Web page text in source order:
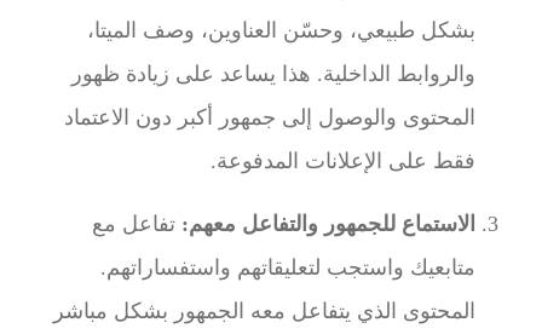
بشكل طبيعي، وحسّن العناوين، وصف الميتا،
والروابط الداخلية. هذا يساعد على زيادة ظهور
المحتوى والوصول إلى جمهور أكبر دون الاعتماد
فقط على الإعلانات المدفوعة.
الاستماع للجمهور والتفاعل معهم: تفاعل مع
متابعيك واستجب لتعليقاتهم واستفساراتهم.
المحتوى الذي يتفاعل معه الجمهور بشكل مباشر